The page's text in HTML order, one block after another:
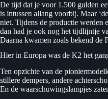
De tijd dat je voor 1.500 gulden
is intussen allang voorbij. Maar
niet. Tijdens de productie werden
dan had je ook nog het tijdlijntje
Daarna kwamen zoals bekend de
Hier in Europa was de K2 het
Ten opzichte van de
stillere dempers, andere
En de waarschuwingslampjes